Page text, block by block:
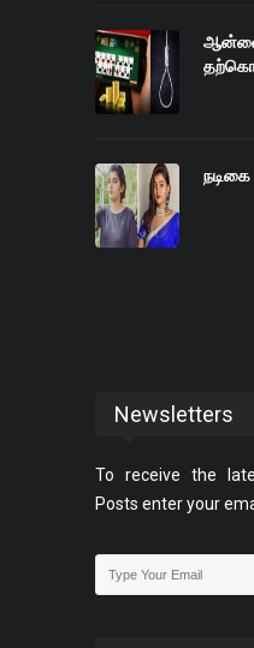
Newsletters
To receive the
Posts enter your